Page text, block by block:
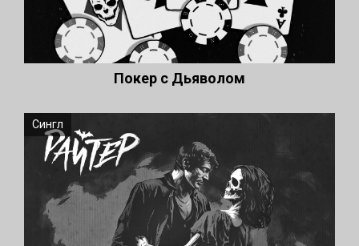
Покер с Дьяволом
Сингл